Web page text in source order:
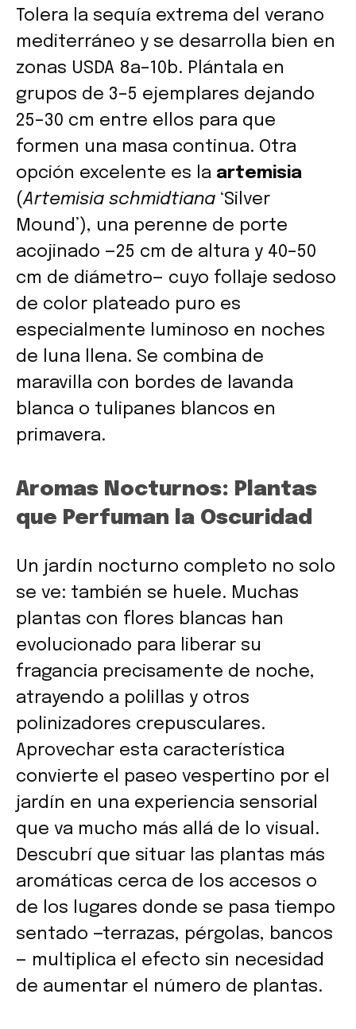
Tolera la sequía extrema del verano
mediterráneo y se desarrolla bien en
zonas USDA 8a–10b. Plántala en
grupos de 3–5 ejemplares dejando
25–30 cm entre ellos para que
formen una masa continua. Otra
opción excelente es la artemisia
(Artemisia schmidtiana ‘Silver
Mound’), una perenne de porte
acojinado —25 cm de altura y 40–50
cm de diámetro— cuyo follaje sedoso
de color plateado puro es
especialmente luminoso en noches
de luna llena. Se combina de
maravilla con bordes de lavanda
blanca o tulipanes blancos en
primavera.
Aromas Nocturnos: Plantas
que Perfuman la Oscuridad
Un jardín nocturno completo no solo
se ve: también se huele. Muchas
plantas con flores blancas han
evolucionado para liberar su
fragancia precisamente de noche,
atrayendo a polillas y otros
polinizadores crepusculares.
Aprovechar esta característica
convierte el paseo vespertino por el
jardín en una experiencia sensorial
que va mucho más allá de lo visual.
Descubrí que situar las plantas más
aromáticas cerca de los accesos o
de los lugares donde se pasa tiempo
sentado —terrazas, pérgolas, bancos
— multiplica el efecto sin necesidad
de aumentar el número de plantas.